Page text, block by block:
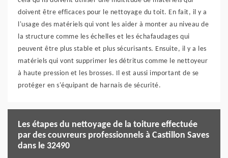
doivent être efficaces pour le nettoyage du toit. En fait, il y a
l'usage des matériels qui vont les aider à monter au niveau de
la structure comme les échelles et les échafaudages qui
peuvent être plus stable et plus sécurisants. Ensuite, il y a les
matériels qui vont supprimer les détritus comme le nettoyeur
à haute pression et les brosses. Il est aussi important de se
protéger en s'équipant de harnais de sécurité.
Les étapes du nettoyage de la toiture effectuée
par des couvreurs professionnels à Castillon Saves
dans le 32490